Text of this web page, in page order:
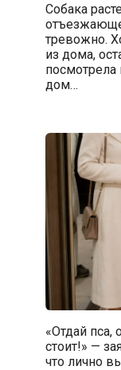
Собака
тревожно.
из дома,
посмотрела
дом…
«Отдай пса,
стоит!» —
что лично